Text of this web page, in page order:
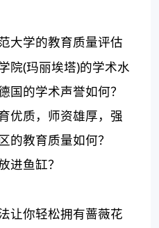
大学的教育质量评估
院(玛丽埃塔)的学术水
国的学术声誉如何？
优质，师资雄厚，强
的教育质量如何？
进鱼缸？
让你轻松拥有蔷薇花